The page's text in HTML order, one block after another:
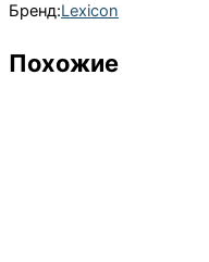
Бренд:Lexicon
Похожие